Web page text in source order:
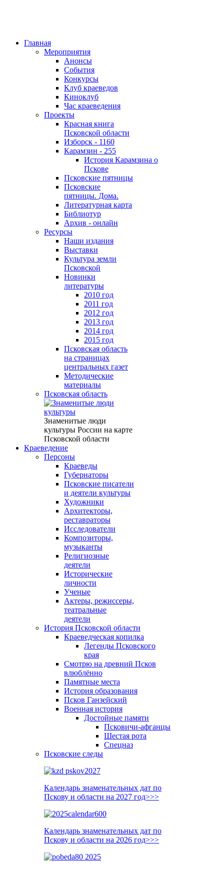
Главная
Мероприятия
Анонсы
События
Конкурсы
Клуб краеведов
Киноклуб
Час краеведения
Проекты
Красная книга
Псковской области
Изборск - 1160
Карамзин - 255
История Карамзина о
Пскове
Псковские пятницы
Псковские
пятницы. Дома.
Литературная карта
Библиотур
Архив - онлайн
Ресурсы
Наши издания
Выставки
Культура земли
Псковской
Новинки
литературы
2010 год
2011 год
2012 год
2013 год
2014 год
2015 год
Псковская область
на страницах
центральных газет
Методические
материалы
Псковская область
Знаменитые люди
культуры России на карте
Псковской области
Краеведение
Персоны
Краеведы
Губернаторы
Псковские писатели
и деятели культуры
Художники
Архитекторы,
реставраторы
Исследователи
Композиторы,
музыканты
Религиозные
деятели
Исторические
личности
Ученые
Актеры, режиссеры,
театральные
деятели
История Псковской области
Краеведческая копилка
Легенды Псковского
края
Смотрю на древний Псков
влюблённо
Памятные места
История образования
Псков Ганзейский
Военная история
Достойные памяти
Псковичи-афганцы
Шестая рота
Спецназ
Псковские следы
Календарь знаменательных дат по
Пскову и области на 2027 год>>>
Календарь знаменательных дат по
Пскову и области на 2026 год>>>